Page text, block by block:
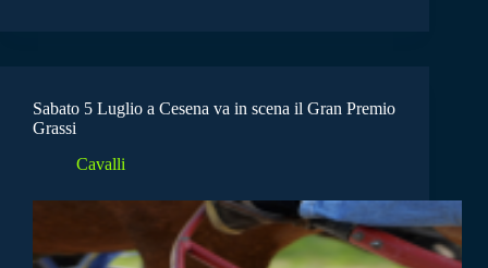
Sabato 5 Luglio a Cesena va in scena il Gran Premio
Grassi
Cavalli